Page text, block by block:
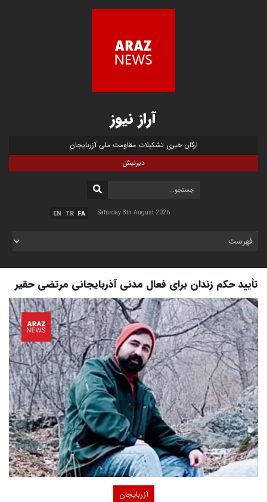
آراز نیوز
ارگان خبری تشکیلات مقاومت ملی آزربایجان
دیرنیش
FA
TR
EN Saturday 8th August 2026
تأیید حکم زندان برای فعال مدنی آذربایجانی مرتضی حقیر
آزربایجان